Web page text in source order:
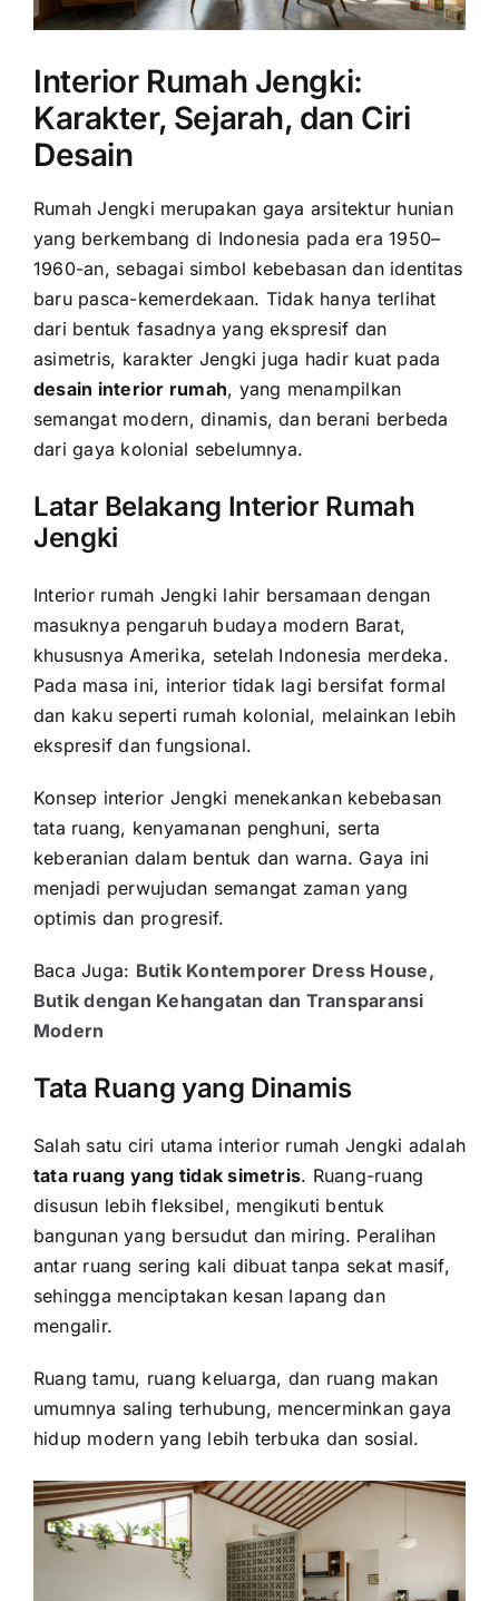
Interior Rumah Jengki:
Karakter, Sejarah, dan Ciri
Desain
Rumah Jengki merupakan gaya arsitektur hunian
yang berkembang di Indonesia pada era 1950–
1960-an, sebagai simbol kebebasan dan identitas
baru pasca-kemerdekaan. Tidak hanya terlihat
dari bentuk fasadnya yang ekspresif dan
asimetris, karakter Jengki juga hadir kuat pada
desain interior rumah, yang menampilkan
semangat modern, dinamis, dan berani berbeda
dari gaya kolonial sebelumnya.
Latar Belakang Interior Rumah
Jengki
Interior rumah Jengki lahir bersamaan dengan
masuknya pengaruh budaya modern Barat,
khususnya Amerika, setelah Indonesia merdeka.
Pada masa ini, interior tidak lagi bersifat formal
dan kaku seperti rumah kolonial, melainkan lebih
ekspresif dan fungsional.
Konsep interior Jengki menekankan kebebasan
tata ruang, kenyamanan penghuni, serta
keberanian dalam bentuk dan warna. Gaya ini
menjadi perwujudan semangat zaman yang
optimis dan progresif.
Baca Juga: Butik Kontemporer Dress House,
Butik dengan Kehangatan dan Transparansi
Modern
Tata Ruang yang Dinamis
Salah satu ciri utama interior rumah Jengki adalah
tata ruang yang tidak simetris. Ruang-ruang
disusun lebih fleksibel, mengikuti bentuk
bangunan yang bersudut dan miring. Peralihan
antar ruang sering kali dibuat tanpa sekat masif,
sehingga menciptakan kesan lapang dan
mengalir.
Ruang tamu, ruang keluarga, dan ruang makan
umumnya saling terhubung, mencerminkan gaya
hidup modern yang lebih terbuka dan sosial.